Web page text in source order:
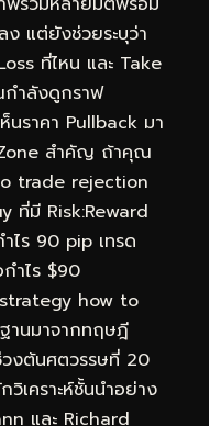
ง แต่ยังช่วยระบุว่า
ที่ไหน และ Take
ำลังดูกราฟ
นราคา Pullback มา
Zone สำคัญ ถ้าคุณ
trade rejection
ที่มี Risk:Reward
ไร 90 pip เทรด
ำไร $90
strategy how to
านมาจากทฤษฎี
งต้นศตวรรษที่ 20
เคราะห์ชั้นนำอย่าง
และ Richard